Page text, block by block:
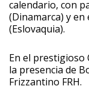
calendario, con
(Dinamarca) y en
(Eslovaquia).
En el prestigioso
la presencia de
Frizzantino FRH.